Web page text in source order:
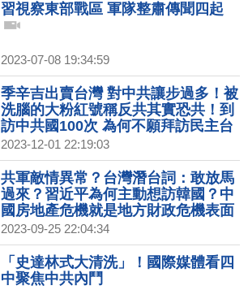
習視察東部戰區 軍隊整肅傳聞四起
2023-07-08 19:34:59
季辛吉出賣台灣 對中共讓步過多！被
洗腦的大粉紅號稱反共其實恐共！到
訪中共國100次 為何不願拜訪民主台
灣？維護表面和平 實為下一場戰爭預
備戰場！｜明居正｜宋國誠｜新聞大
破解 【2023年12月1日】
2023-12-01 22:19:03
共軍敵情異常？台灣潛台詞：敢放馬
過來？習近平為何主動想訪韓國？中
國房地產危機就是地方財政危機表面
化！杭州亞運鋪張浪費經營民族主義
情緒！｜吳嘉隆｜黃清龍｜新聞大破
解 【2023年9月25日】
2023-09-25 22:04:34
「史達林式大清洗」！國際媒體看四
中聚焦中共內鬥